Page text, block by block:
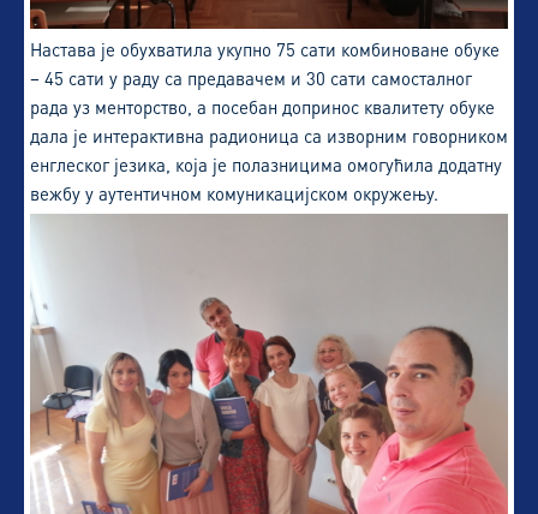
Настава је обухватила укупно 75 сати комбиноване обуке
– 45 сати у раду са предавачем и 30 сати самосталног
рада уз менторство, а посебан допринос квалитету обуке
дала је интерактивна радионица са изворним говорником
енглеског језика, која је полазницима омогућила додатну
вежбу у аутентичном комуникацијском окружењу.